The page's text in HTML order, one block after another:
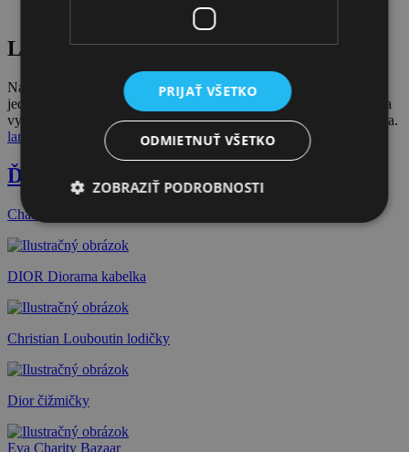
Lamio.sk
Naše obľúbené Coccinelle, Luisa Spagnoli a Tosca Blu kúsky na
jednom mieste. Ženskosť, talianska hravosť, kvalitné látky, strihy a
vypracovanie – tieto značky sú pilierom každého dámskeho šatníka.
lamio.sk
Ďalšie dražby
Chanel šaty
DIOR Diorama kabelka
Christian Louboutin lodičky
Dior čižmičky
Eva Charity Bazaar
PRIJAŤ VŠETKO
ODMIETNUŤ VŠETKO
ZOBRAZIŤ PODROBNOSTI